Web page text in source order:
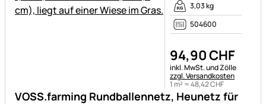
VOSS.farming Rundballennetz, Heunetz für
3,03 kg
504600
94,90CHF
Steuerhinweis:
inkl. MwSt. und Zölle
zzgl. Versandkosten
1 m² =48,42CHF